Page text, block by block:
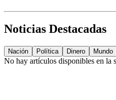
Noticias Destacadas
Nación Política Dinero Mundo
No hay artículos disponibles en la